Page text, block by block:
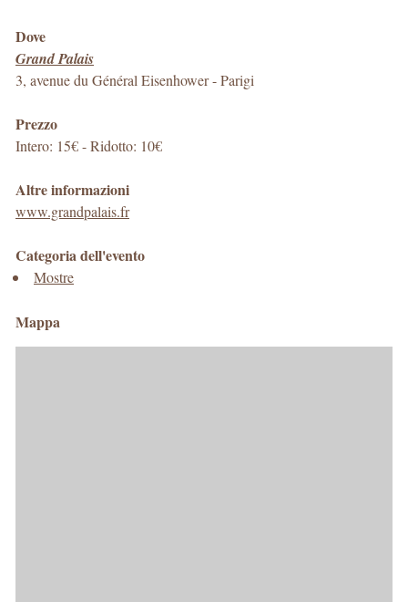
Dove
Grand Palais
3, avenue du Général Eisenhower-Parigi
Prezzo
Intero: 15€ - Ridotto: 10€
Altre informazioni
www.grandpalais.fr
Categoria dell'evento
Mostre
Mappa